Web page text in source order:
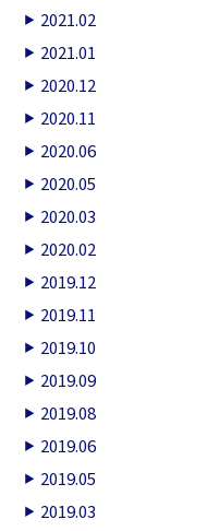
2021.02
2021.01
2020.12
2020.11
2020.06
2020.05
2020.03
2020.02
2019.12
2019.11
2019.10
2019.09
2019.08
2019.06
2019.05
2019.03